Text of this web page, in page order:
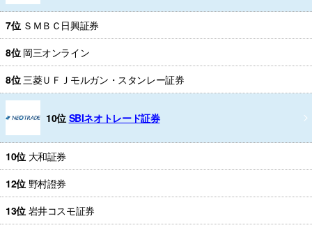
7位 ＳＭＢＣ日興証券
8位 岡三オンライン
8位三菱ＵＦＪモルガン・スタンレー証券
10位 SBIネオトレード証券
10位 大和証券
12位 野村證券
13位 岩井コスモ証券